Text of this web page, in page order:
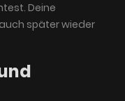
Deine
später wieder